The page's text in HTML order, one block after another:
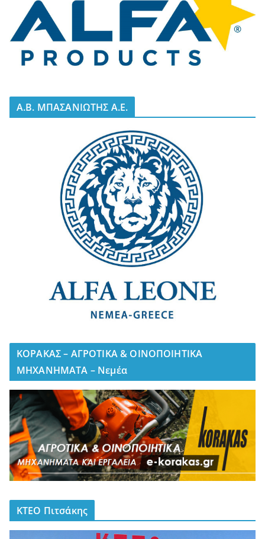
A.B. ΜΠΑΣΑΝΙΩΤΗΣ Α.Ε.
ΚΟΡΑΚΑΣ – ΑΓΡΟΤΙΚΑ & ΟΙΝΟΠΟΙΗΤΙΚΑ
ΜΗΧΑΝΗΜΑΤΑ – Νεμέα
ΚΤΕΟ Πιτσάκης